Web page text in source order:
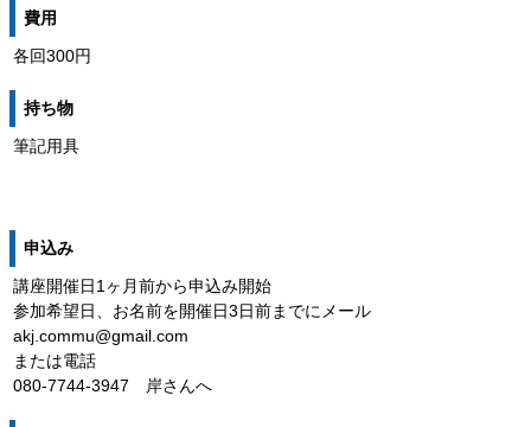
費用
各回300円
持ち物
筆記用具
申込み
講座開催日1ヶ月前から申込み開始
参加希望日、お名前を開催日3日前までにメール
akj.commu@gmail.com
または電話
080-7744-3947 岸さんへ